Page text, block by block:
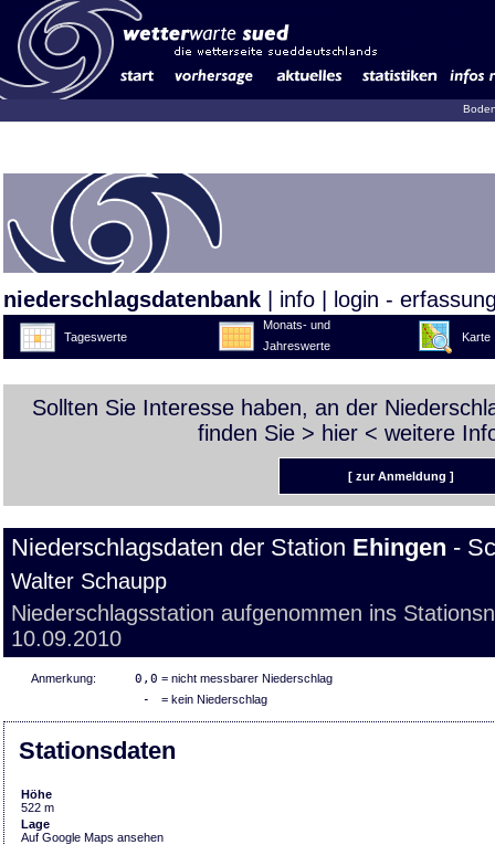
niederschlagsdatenbank info login -
Tageswerte
Monats- und
Jahreswerte
Karte
Sollten Sie Interesse haben, an der
finden Sie > hier < weitere
[ zur Anmeldung ]
Niederschlagsdaten der Station Ehingen -
Walter Schaupp
Niederschlagsstation aufgenommen ins
10.09.2010
Anmerkung: 0,0 = nicht messbarer Niederschlag
- = kein Niederschlag
Stationsdaten
Höhe
522 m
Lage
Auf Google Maps ansehen